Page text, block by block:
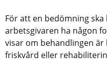
För att en bedömning
arbetsgivaren ha någon
visar om behandlingen
friskvård eller